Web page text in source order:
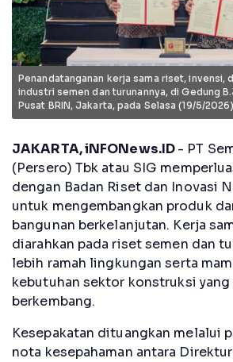
Penandatanganan kerja sama riset, invensi,
industri semen dan turunannya, di Gedung
Pusat BRIN, Jakarta, pada Selasa (19/5/
JAKARTA, iNFONews.ID- PT
(Persero) Tbk atau SIG
dengan Badan Riset dan Inovasi
untuk mengembangkan produk
bangunan berkelanjutan. Kerja
diarahkan pada riset semen dan
lebih ramah lingkungan serta
kebutuhan sektor konstruksi
berkembang.
Kesepakatan dituangkan melalui
nota kesepahaman antara